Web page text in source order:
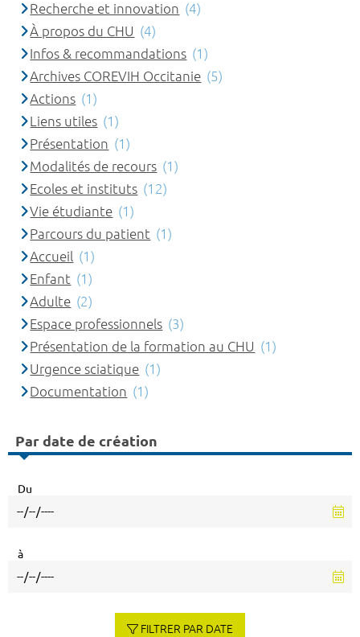
Recherche et innovation (4)
À propos du CHU (4)
Infos & recommandations (1)
Archives COREVIH Occitanie (5)
Actions (1)
Liens utiles (1)
Présentation (1)
Modalités de recours (1)
Ecoles et instituts (12)
Vie étudiante (1)
Parcours du patient (1)
Accueil (1)
Enfant (1)
Adulte (2)
Espace professionnels (3)
Présentation de la formation au CHU (1)
Urgence sciatique (1)
Documentation (1)
Par date de création
Du
à
FILTRER PAR DATE